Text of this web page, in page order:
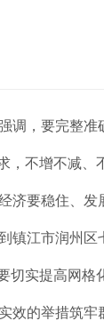
调，要完整
，不增不减
济要稳住、发
江市润州区
切实提高网格
效的举措筑牢